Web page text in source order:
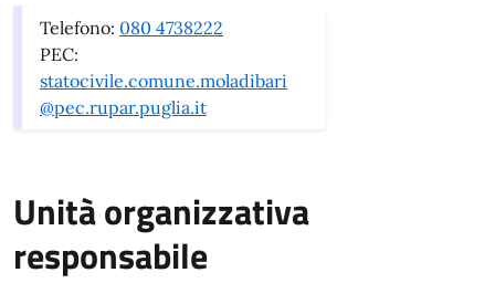
Telefono: 080 4738222
PEC:
statocivile.comune.moladibari
@pec.rupar.puglia.it
Unità organizzativa
responsabile